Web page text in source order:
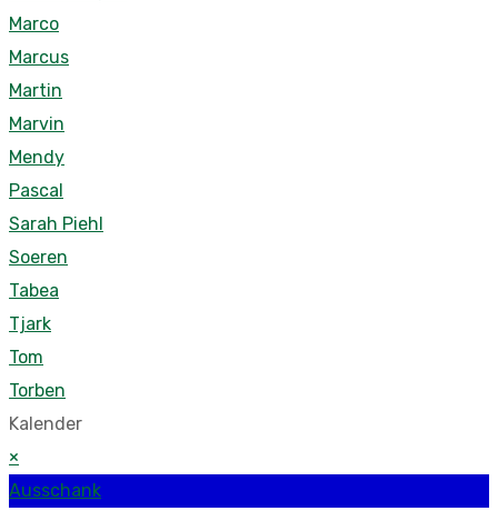
Marco
Marcus
Martin
Marvin
Mendy
Pascal
Sarah Piehl
Soeren
Tabea
Tjark
Tom
Torben
Kalender
×
Ausschank